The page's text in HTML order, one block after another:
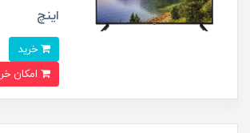
اینچ